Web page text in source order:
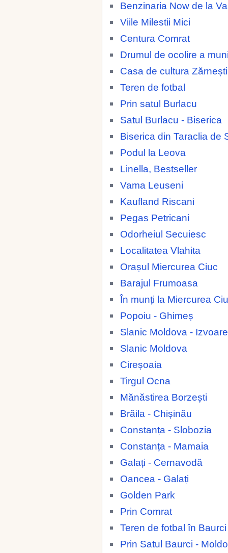
Benzinaria Now de la
Viile Milestii Mici
Centura Comrat
Drumul de ocolire a
Casa de cultura Zărnești
Teren de fotbal
Prin satul Burlacu
Satul Burlacu - Biserica
Biserica din Taraclia de
Podul la Leova
Linella, Bestseller
Vama Leuseni
Kaufland Riscani
Pegas Petricani
Odorheiul Secuiesc
Localitatea Vlahita
Orașul Miercurea Ciuc
Barajul Frumoasa
În munți la Miercurea
Popoiu - Ghimeș
Slanic Moldova - Izvoare
Slanic Moldova
Cireșoaia
Tirgul Ocna
Mănăstirea Borzești
Brăila - Chișinău
Constanța - Slobozia
Constanța - Mamaia
Galați - Cernavodă
Oancea - Galați
Golden Park
Prin Comrat
Teren de fotbal în
Prin Satul Baurci -